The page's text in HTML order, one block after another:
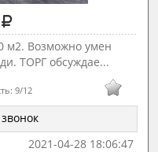
м2. Возможно умен
ТОРГ обсуждае...
9/12
2021-04-28 18:06:47